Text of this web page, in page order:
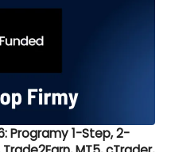
Programy 1-Step, 2-